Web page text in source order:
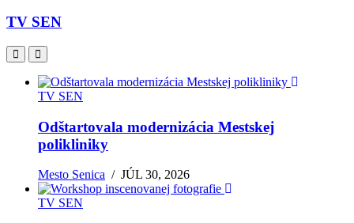
TV SEN
TV SEN
Odštartovala modernizácia Mestskej
polikliniky
Mesto Senica /JÚL 30, 2026
TV SEN